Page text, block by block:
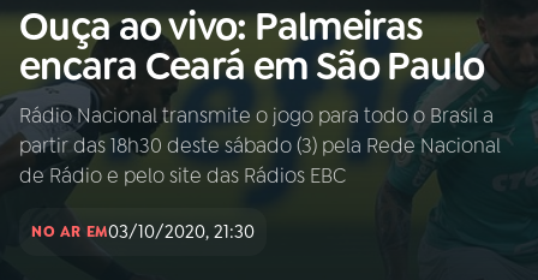
Buscar
na
Rádio
Nacional
Buscar
AO VIVO
01INÍCIO
Ouça ao vivo: Palmeiras
encara Ceará em São Paulo
Rádio Nacional transmite o jogo para todo o Brasil a
partir das 18h30 deste sábado (3) pela Rede Nacional
de Rádio e pelo site das Rádios EBC
NO AR EM03/10/2020, 21:30